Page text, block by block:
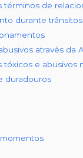
términos de
durante
através da
e abusivos
duradouros